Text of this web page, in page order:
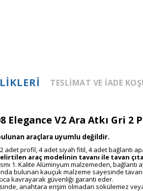
TESLIMAT VE İADE
Elegance V2 Ara Atkı Gri
araçlara uyumlu değildir.
adet profil, 4 adet siyah fitil, 4 adet bağlantı
araç modelinin tavanı ile tavan
1. Kalite Alüminyum malzemeden,
bulunan kauçuk malzeme sayesinde tavan
kavrayarak güvenliği garanti eder.
anahtara erişim olmadan sökülemez